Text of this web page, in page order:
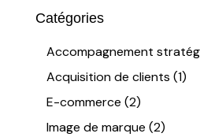
Catégories
Accompagnement
Acquisition de clients (1)
E-commerce (2)
Image de marque (2)